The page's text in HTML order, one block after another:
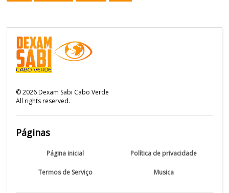
©2026Dexam Sabi Cabo Verde
All rights reserved.
Páginas
Página inicial Política de privacidade
Termos de Serviço Musica